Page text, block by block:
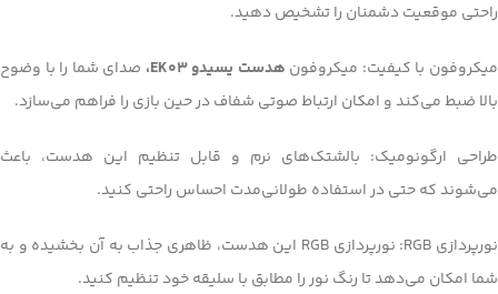
راحتی موقعیت دشمنان را تشخیص دهید.
میکروفون با کیفیت: میکروفون هدست یسیدو EK03،
صدای شما را با وضوح
بالا ضبط می‌کند و امکان ارتباط صوتی شفاف در حین بازی را فراهم می‌سازد.
طراحی ارگونومیک: بالشتک‌های نرم و قابل تنظیم این هدست، باعث
می‌شوند که حتی در استفاده طولانی‌مدت احساس راحتی کنید.
نورپردازی RGB: نورپردازی RGB این هدست، ظاهری جذاب به آن بخشیده و به
شما امکان می‌دهد تا رنگ نور را مطابق با سلیقه خود تنظیم کنید.